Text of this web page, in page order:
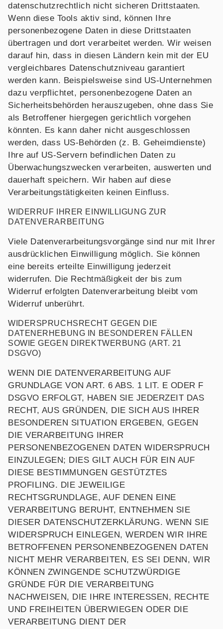
datenschutzrechtlich nicht sicheren Drittstaaten.
Wenn diese Tools aktiv sind, können Ihre
personenbezogene Daten in diese Drittstaaten
übertragen und dort verarbeitet werden. Wir weisen
darauf hin, dass in diesen Ländern kein mit der EU
vergleichbares Datenschutzniveau garantiert
werden kann. Beispielsweise sind US-Unternehmen
dazu verpflichtet, personenbezogene Daten an
Sicherheitsbehörden herauszugeben, ohne dass Sie
als Betroffener hiergegen gerichtlich vorgehen
könnten. Es kann daher nicht ausgeschlossen
werden, dass US-Behörden (z. B. Geheimdienste)
Ihre auf US-Servern befindlichen Daten zu
Überwachungszwecken verarbeiten, auswerten und
dauerhaft speichern. Wir haben auf diese
Verarbeitungstätigkeiten keinen Einfluss.
WIDERRUF IHRER EINWILLIGUNG ZUR
DATENVERARBEITUNG
Viele Datenverarbeitungsvorgänge sind nur mit Ihrer
ausdrücklichen Einwilligung möglich. Sie können
eine bereits erteilte Einwilligung jederzeit
widerrufen. Die Rechtmäßigkeit der bis zum
Widerruf erfolgten Datenverarbeitung bleibt vom
Widerruf unberührt.
WIDERSPRUCHSRECHT GEGEN DIE
DATENERHEBUNG IN BESONDEREN FÄLLEN
SOWIE GEGEN DIREKTWERBUNG (ART. 21
DSGVO)
WENN DIE DATENVERARBEITUNG AUF
GRUNDLAGE VON ART. 6 ABS. 1 LIT. E ODER F
DSGVO ERFOLGT, HABEN SIE JEDERZEIT DAS
RECHT, AUS GRÜNDEN, DIE SICH AUS IHRER
BESONDEREN SITUATION ERGEBEN, GEGEN
DIE VERARBEITUNG IHRER
PERSONENBEZOGENEN DATEN WIDERSPRUCH
EINZULEGEN; DIES GILT AUCH FÜR EIN AUF
DIESE BESTIMMUNGEN GESTÜTZTES
PROFILING. DIE JEWEILIGE
RECHTSGRUNDLAGE, AUF DENEN EINE
VERARBEITUNG BERUHT, ENTNEHMEN SIE
DIESER DATENSCHUTZERKLÄRUNG. WENN SIE
WIDERSPRUCH EINLEGEN, WERDEN WIR IHRE
BETROFFENEN PERSONENBEZOGENEN DATEN
NICHT MEHR VERARBEITEN, ES SEI DENN, WIR
KÖNNEN ZWINGENDE SCHUTZWÜRDIGE
GRÜNDE FÜR DIE VERARBEITUNG
NACHWEISEN, DIE IHRE INTERESSEN, RECHTE
UND FREIHEITEN ÜBERWIEGEN ODER DIE
VERARBEITUNG DIENT DER